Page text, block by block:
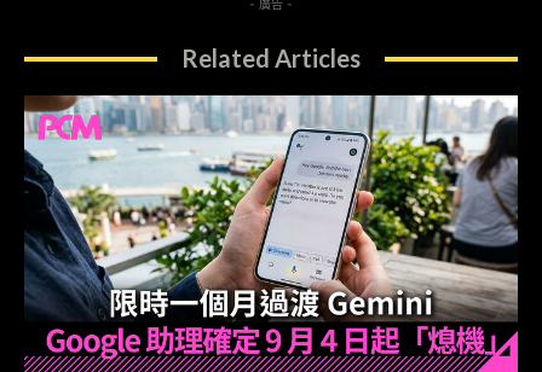
- 廣告 -
Related Articles